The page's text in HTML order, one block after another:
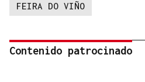
FEIRA DO VIÑO
Contenido patrocinado